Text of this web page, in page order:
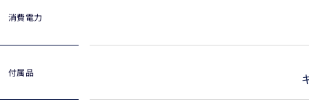
消費電力
付属品